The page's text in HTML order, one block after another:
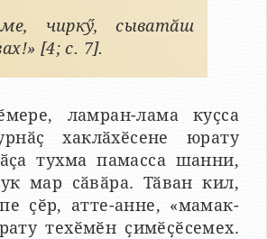
чиркӳ, сыватӑш
[4; с. 7].
ламран-лама куҫса
хаклӑхӗсене юрату
тухма памасса шанни,
мар сӑвӑра. Тӑван кил,
ҫӗр, атте-анне, «мамак-
техӗмӗн ҫимӗҫӗсемех.